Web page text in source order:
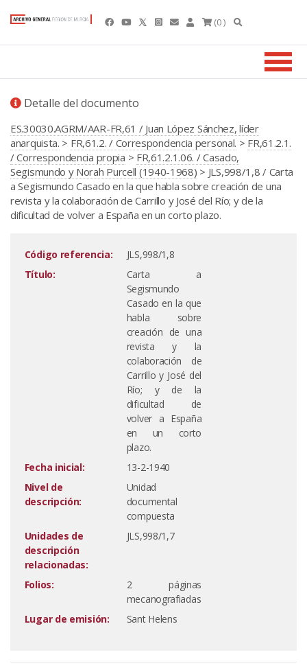
(0 )
Detalle del documento
ES.30030.AGRM/AAR-FR,61 / Juan López Sánchez, líder
anarquista. > FR,61.2. / Correspondencia personal. > FR,61.2.1.
/ Correspondencia propia > FR,61.2.1.06. / Casado,
Segismundo y Norah Purcell (1940-1968) > JLS,998/1,8 / Carta
a Segismundo Casado en la que habla sobre creación de una
revista y la colaboración de Carrillo y José del Río; y de la
dificultad de volver a España en un corto plazo.
Código referencia:
JLS,998/1,8
Título:
Carta a
Segismundo
Casado en la que
habla sobre
creación de una
revista y la
colaboración de
Carrillo y José del
Río; y de la
dificultad de
volver a España
en un corto
plazo.
Fecha inicial:
13-2-1940
Nivel de
descripción:
Unidad
documental
compuesta
Unidades de
descripción
relacionadas:
JLS,998/1,7
Folios:
2 páginas
mecanografiadas
Lugar de emisión:
Sant Helens